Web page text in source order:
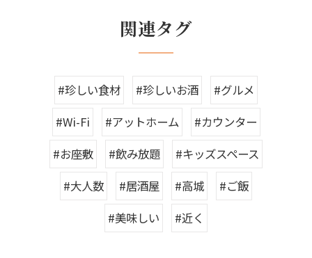
関連タグ
#珍しい食材 #珍しいお酒
#グルメ
#Wi-Fi
#アットホーム
#カウンター
#お座敷
#飲み放題
#キッズスペース
#大人数
#居酒屋 #高城
#ご飯
#美味しい
#近く